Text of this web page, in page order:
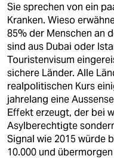
Sie sprechen von ein
Kranken. Wieso
85% der Menschen an
sind aus Dubai oder
Touristenvisum
sichere Länder. Alle
realpolitischen Kurs
jahrelang eine
Effekt erzeugt, der bei
Asylberechtigte
Signal wie 2015 würde
10.000 und